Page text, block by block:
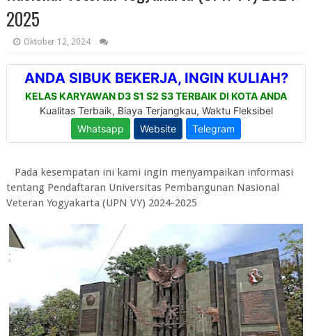
2025
Oktober 12, 2024
Pada kesempatan ini kami ingin menyampaikan informasi
tentang Pendaftaran Universitas Pembangunan Nasional
Veteran Yogyakarta (UPN VY) 2024-2025